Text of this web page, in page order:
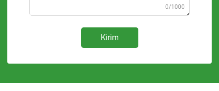
0/1000
Kirim